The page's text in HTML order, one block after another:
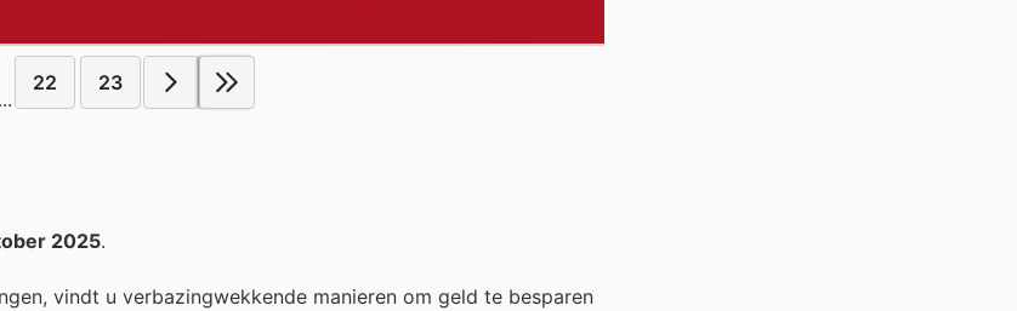
...
22 23
2025.
vindt u verbazingwekkende manieren om geld te besparen